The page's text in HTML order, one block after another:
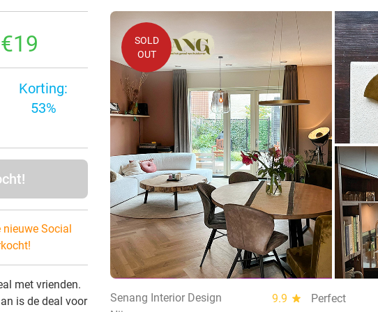
€19
Korting:
53%
Social
met vrienden.
is de deal voor
SOLD
OUT
Senang Interior Design 9.9 star
Perfect